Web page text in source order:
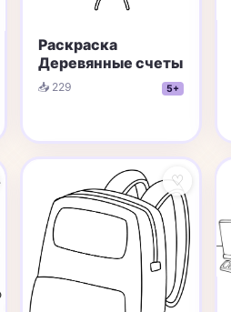
Раскраска
Деревянные счеты
📥 229 5+
♡